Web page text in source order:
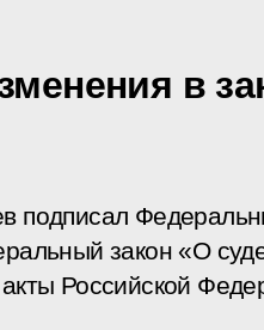
в
подписал
закон «О
Российской